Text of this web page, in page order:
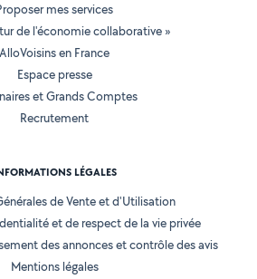
mes services
de l'économie collaborative »
AlloVoisins en France
Espace presse
et Grands Comptes
Recrutement
LÉGALES
de Vente et d'Utilisation
et de respect de la vie privée
des annonces et contrôle des avis
Mentions légales